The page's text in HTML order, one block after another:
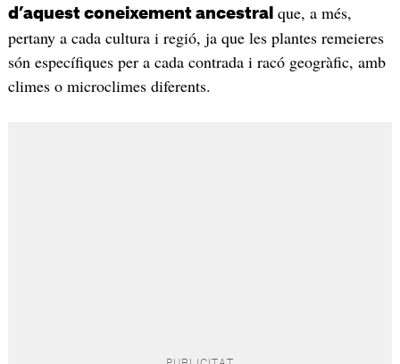
d’aquest coneixement ancestral que, a més,
pertany a cada cultura i regió, ja que les plantes remeieres
són específiques per a cada contrada i racó geogràfic, amb
climes o microclimes diferents.